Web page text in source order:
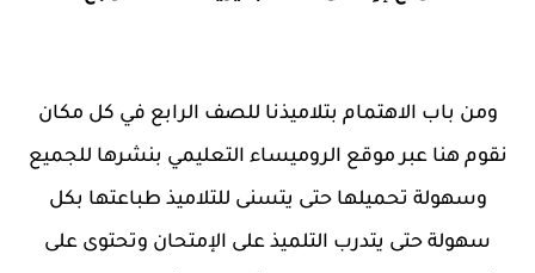
ومن باب الاهتمام بتلاميذنا للصف الرابع في كل مكان
نقوم هنا عبر موقع الروميساء التعليمي بنشرها للجميع
وسهولة تحميلها حتى يتسنى للتلاميذ طباعتها بكل
سهولة حتى يتدرب التلميذ على الإمتحان وتحتوى على